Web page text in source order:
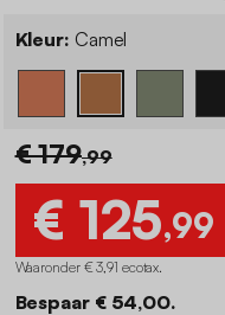
Kleur: Camel
€ 179,99
€ 125,99
Waaronder € 3,91 ecotax.
Bespaar € 54,00.